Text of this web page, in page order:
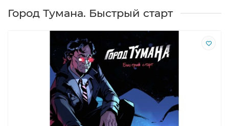
Город Тумана. Быстрый старт